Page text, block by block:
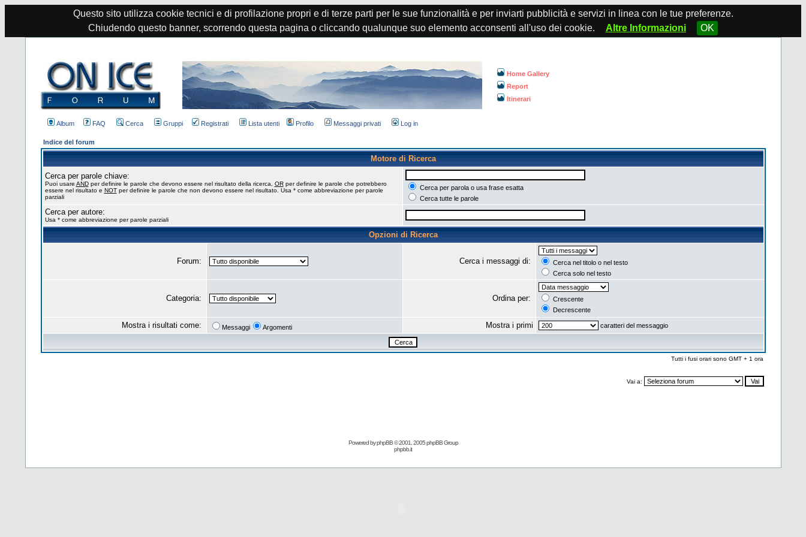
Questo sito utilizza cookie tecnici e di profilazione propri e di terze parti per le sue funzionalità e per inviarti pubblicità e servizi in linea con le tue preferenze.
Chiudendo questo banner, scorrendo questa pagina o cliccando qualunque suo elemento acconsenti all'uso dei cookie.
Altre Informazioni OK
Home Gallery
Report
Itinerari
Album FAQ Cerca Gruppi Registrati Lista utenti Profilo Messaggi privati Log in
Indice del forum
Motore di Ricerca
Cerca per parole chiave:
Puoi usare ANDper definire le parole che devono essere nel risultato della ricerca, ORper definire le parole che potrebbero
essere nel risultato e NOTper definire le parole che non devono essere nel risultato. Usa * come abbreviazione per parole
parziali
Cerca per parola o usa frase esatta
Cerca tutte le parole
Cerca per autore:
Usa * come abbreviazione per parole parziali
Opzioni di Ricerca
Forum: Cerca i messaggi di:
Cerca nel titolo o nel testo
Cerca solo nel testo
Categoria: Ordina per:
Crescente
Decrescente
Mostra i risultati come: Messaggi Argomenti Mostra i primi caratteri del messaggio
Tutti i fusi orari sono GMT + 1 ora
Vai a:
Powered byphpBB© 2001, 2005 phpBB Group
phpbb.it